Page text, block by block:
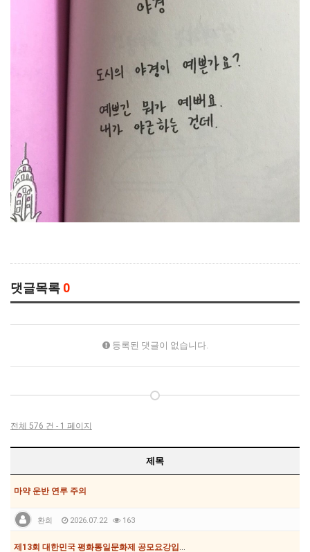
댓글목록 0
등록된 댓글이 없습니다.
전체 576 건 - 1 페이지
제목
마약 운반 연루 주의
환희 2026.07.22 163